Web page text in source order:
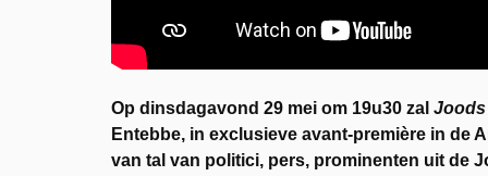
Op dinsdagavond 29 mei om 19u30 zal Joods
Entebbe, in exclusieve avant-première in de
van tal van politici, pers, prominenten uit de